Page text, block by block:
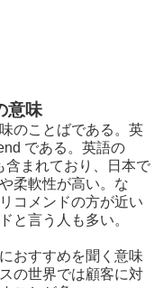
意味
のことばである。英
である。英語の
含まれており、日本で
柔軟性が高い。な
コメンドの方が近い
と言う人も多い。
おすすめを聞く意味
の世界では顧客に対